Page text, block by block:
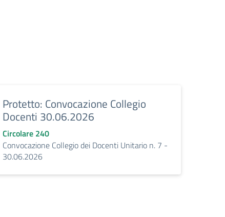
Protetto: Convocazione Collegio
Docenti 30.06.2026
Circolare 240
Convocazione Collegio dei Docenti Unitario n. 7 -
30.06.2026